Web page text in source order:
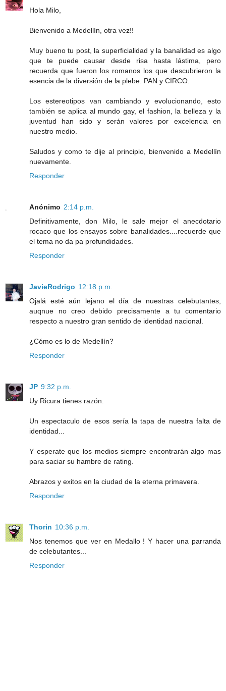
Hola Milo,
Bienvenido a Medellín, otra vez!!
Muy bueno tu post, la superficialidad y la banalidad es algo
que te puede causar desde risa hasta lástima, pero
recuerda que fueron los romanos los que descubrieron la
esencia de la diversión de la plebe: PAN y CIRCO.
Los estereotipos van cambiando y evolucionando, esto
también se aplica al mundo gay, el fashion, la belleza y la
juventud han sido y serán valores por excelencia en
nuestro medio.
Saludos y como te dije al principio, bienvenido a Medellín
nuevamente.
Responder
Anónimo 2:14 p.m.
Definitivamente, don Milo, le sale mejor el anecdotario
rocaco que los ensayos sobre banalidades....recuerde que
el tema no da pa profundidades.
Responder
JavieRodrigo 12:18 p.m.
Ojalá esté aún lejano el día de nuestras celebutantes,
auqnue no creo debido precisamente a tu comentario
respecto a nuestro gran sentido de identidad nacional.
¿Cómo es lo de Medellín?
Responder
JP 9:32 p.m.
Uy Ricura tienes razón.
Un espectaculo de esos sería la tapa de nuestra falta de
identidad...
Y esperate que los medios siempre encontrarán algo mas
para saciar su hambre de rating.
Abrazos y exitos en la ciudad de la eterna primavera.
Responder
Thorin 10:36 p.m.
Nos tenemos que ver en Medallo ! Y hacer una parranda
de celebutantes...
Responder